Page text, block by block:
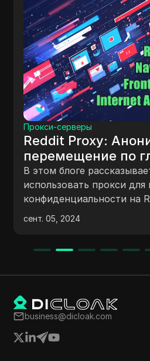
Прокси-серверы
Reddit Proxy:
перемещение по
странице
В этом блоге
использовать прокси
конфиденциальности на
настраивая их, с
и рекомендуемым
сент. 05, 2024
business@dicloak.com